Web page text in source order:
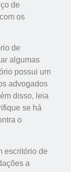
de
os
de
algumas
possui um
advogados
disso, leia
se há
o
escritório de
a